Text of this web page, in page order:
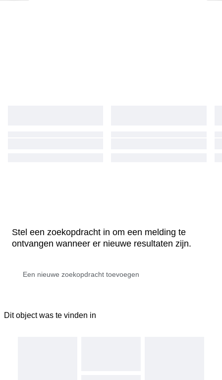
Stel een zoekopdracht in om een melding te
ontvangen wanneer er nieuwe resultaten zijn.
Dit object was te vinden in